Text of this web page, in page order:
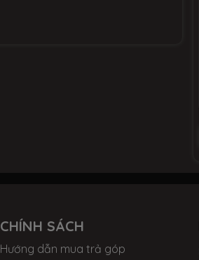
CHÍNH SÁCH
Hướng dẫn mua trả góp